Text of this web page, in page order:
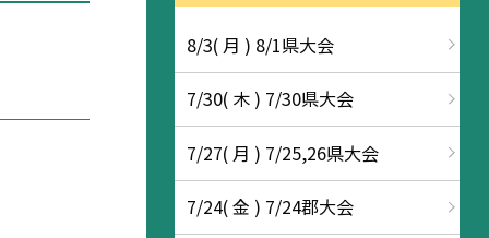
8/3( 月 ) 8/1県大会
7/30( 木 ) 7/30県大会
7/27( 月 ) 7/25,26県大会
7/24( 金 ) 7/24郡大会